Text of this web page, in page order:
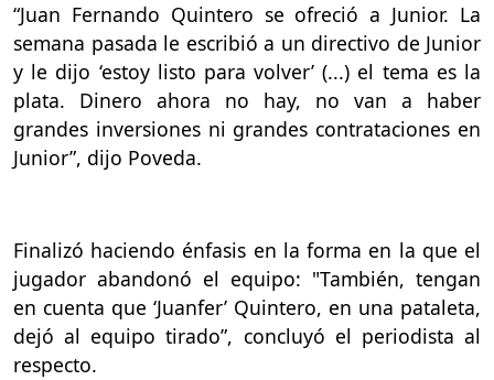
“Juan Fernando Quintero se ofreció a Junior. La
semana pasada le escribió a un directivo de Junior
y le dijo ‘estoy listo para volver’ (...) el tema es la
plata. Dinero ahora no hay, no van a haber
grandes inversiones ni grandes contrataciones en
Junior”, dijo Poveda.
Finalizó haciendo énfasis en la forma en la que el
jugador abandonó el equipo: "También, tengan
en cuenta que ‘Juanfer’ Quintero, en una pataleta,
dejó al equipo tirado”, concluyó el periodista al
respecto.